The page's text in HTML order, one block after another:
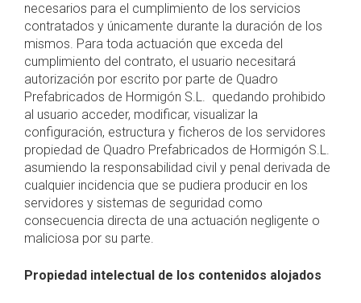
necesarios para el cumplimiento de los servicios
contratados y únicamente durante la duración de los
mismos. Para toda actuación que exceda del
cumplimiento del contrato, el usuario necesitará
autorización por escrito por parte de Quadro
Prefabricados de Hormigón S.L. quedando prohibido
al usuario acceder, modificar, visualizar la
configuración, estructura y ficheros de los servidores
propiedad de Quadro Prefabricados de Hormigón S.L.
asumiendo la responsabilidad civil y penal derivada de
cualquier incidencia que se pudiera producir en los
servidores y sistemas de seguridad como
consecuencia directa de una actuación negligente o
maliciosa por su parte.
Propiedad intelectual de los contenidos alojados